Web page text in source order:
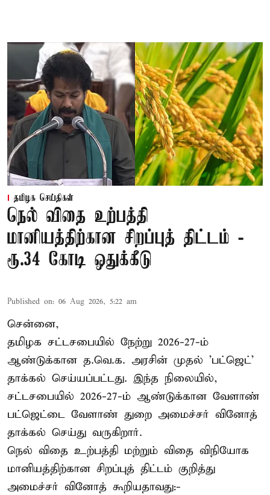
தமிழக செய்திகள்
நெல் விதை உற்பத்தி
மானியத்திற்கான சிறப்புத் திட்டம் -
ரூ.34 கோடி ஒதுக்கீடு
Published on: 06 Aug 2026, 5:22 am
சென்னை,
தமிழக சட்டசபையில் நேற்று 2026-27-ம்
ஆண்டுக்கான த.வெ.க. அரசின் முதல் 'பட்ஜெட்'
தாக்கல் செய்யப்பட்டது. இந்த நிலையில்,
சட்டசபையில் 2026-27-ம் ஆண்டுக்கான வேளாண்
பட்ஜெட்டை வேளாண் துறை அமைச்சர் வினோத்
தாக்கல் செய்து வருகிறார்.
நெல் விதை உற்பத்தி மற்றும் விதை விநியோக
மானியத்திற்கான சிறப்புத் திட்டம் குறித்து
அமைச்சர் வினோத் கூறியதாவது:-